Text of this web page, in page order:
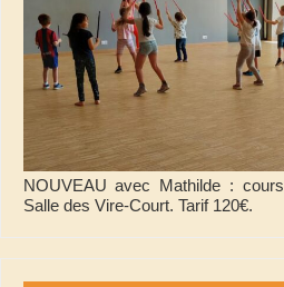
NOUVEAU avec Mathilde :
Salle des Vire-Court. Tarif 120€.